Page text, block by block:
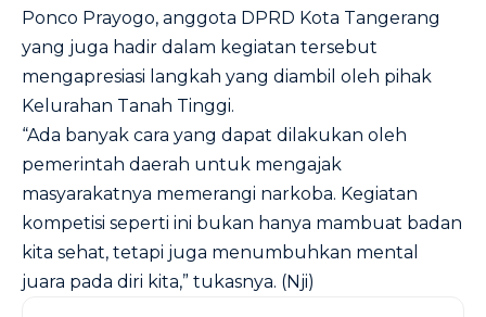
Ponco Prayogo, anggota DPRD Kota Tangerang
yang juga hadir dalam kegiatan tersebut
mengapresiasi langkah yang diambil oleh pihak
Kelurahan Tanah Tinggi.
“Ada banyak cara yang dapat dilakukan oleh
pemerintah daerah untuk mengajak
masyarakatnya memerangi narkoba. Kegiatan
kompetisi seperti ini bukan hanya mambuat badan
kita sehat, tetapi juga menumbuhkan mental
juara pada diri kita,” tukasnya. (Nji)